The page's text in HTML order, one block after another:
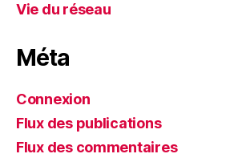
Vie du réseau
Méta
Connexion
Flux des publications
Flux des commentaires